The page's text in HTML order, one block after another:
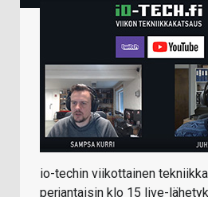
io-techin viikottainen
perjantaisin klo 15 live-